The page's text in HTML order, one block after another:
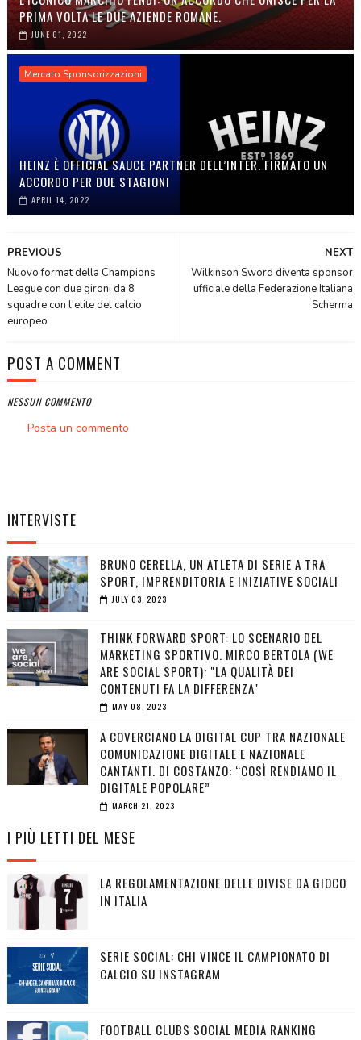
PRIMA VOLTA LE DUE AZIENDE ROMANE.
JUNE 01, 2022
Mercato Sponsorizzazioni
HEINZ È OFFICIAL SAUCE PARTNER DELL’INTER. FIRMATO UN
ACCORDO PER DUE STAGIONI
APRIL 14, 2022
NEXT
Wilkinson Sword diventa sponsor
ufficiale della Federazione Italiana
Scherma
PREVIOUS
Nuovo format della Champions
League con due gironi da 8
squadre con l'elite del calcio
europeo
POST A COMMENT
NESSUN COMMENTO
Posta un commento
INTERVISTE
BRUNO CERELLA, UN ATLETA DI SERIE A TRA
SPORT, IMPRENDITORIA E INIZIATIVE SOCIALI
JULY 03, 2023
THINK FORWARD SPORT: LO SCENARIO DEL
MARKETING SPORTIVO. MIRCO BERTOLA (WE
ARE SOCIAL SPORT): "LA QUALITÀ DEI
CONTENUTI FA LA DIFFERENZA"
MAY 08, 2023
A COVERCIANO LA DIGITAL CUP TRA NAZIONALE
COMUNICAZIONE DIGITALE E NAZIONALE
CANTANTI. DI COSTANZO: “COSÌ RENDIAMO IL
DIGITALE POPOLARE”
MARCH 21, 2023
I PIÙ LETTI DEL MESE
LA REGOLAMENTAZIONE DELLE DIVISE DA GIOCO
IN ITALIA
SERIE SOCIAL: CHI VINCE IL CAMPIONATO DI
CALCIO SU INSTAGRAM
FOOTBALL CLUBS SOCIAL MEDIA RANKING